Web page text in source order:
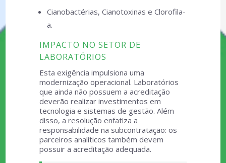
Cianobactérias, Cianotoxinas e Clorofila-
a.
IMPACTO NO SETOR DE
LABORATÓRIOS
Esta exigência impulsiona uma
modernização operacional. Laboratórios
que ainda não possuem a acreditação
deverão realizar investimentos em
tecnologia e sistemas de gestão. Além
disso, a resolução enfatiza a
responsabilidade na subcontratação: os
parceiros analíticos também devem
possuir a acreditação adequada.